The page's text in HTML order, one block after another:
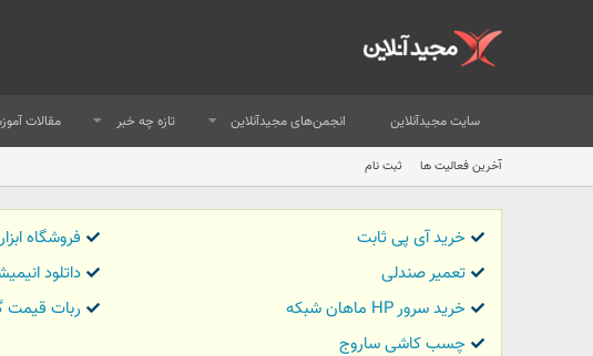
سایت مجیدآنلاین انجمن‌های مجیدآنلاین تازه چه خبر مقالات
آخرین فعالیت ها ثبت نام
خرید آی پی ثابت فروشگاه
تعمیر صندلی
داتلود
خرید سرور HP ماهان شبکه
ربات قیمت
چسب کاشی ساروج